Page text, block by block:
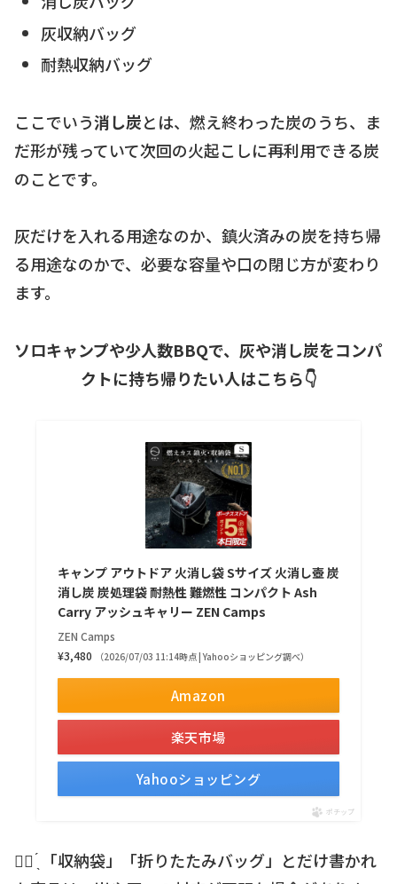
灰収納バッグ
耐熱収納バッグ
ここでいう消し炭とは、燃え終わった炭のうち、ま
だ形が残っていて次回の火起こしに再利用できる炭
のことです。
灰だけを入れる用途なのか、鎮火済みの炭を持ち帰
る用途なのかで、必要な容量や口の閉じ方が変わり
ます。
ソロキャンプや少人数BBQで、灰や消し炭をコンパ
クトに持ち帰りたい人はこちら👇
キャンプ アウトドア 火消し袋 Sサイズ 火消し壺 炭
消し炭 炭処理袋 耐熱性 難燃性 コンパクト Ash
Carry アッシュキャリー ZEN Camps
ZEN Camps
¥3,480
（2026/07/03 11:14時点 | Yahooショッピング調べ）
Amazon
楽天市場
Yahooショッピング
ポチップ
☝🏻 ̖́ 「収納袋」「折りたたみバッグ」とだけ書かれ